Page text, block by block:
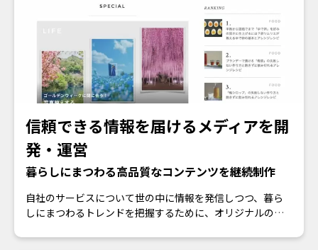
信頼できる情報を届けるメディアを開
発・運営
暮らしにまつわる高品質なコンテンツを継続制作
自社のサービスについて世の中に情報を発信しつつ、暮ら
しにまつわるトレンドを把握するために、オリジナルのメ
するオウンドメディアをワン・パブリッシングがプロデュ